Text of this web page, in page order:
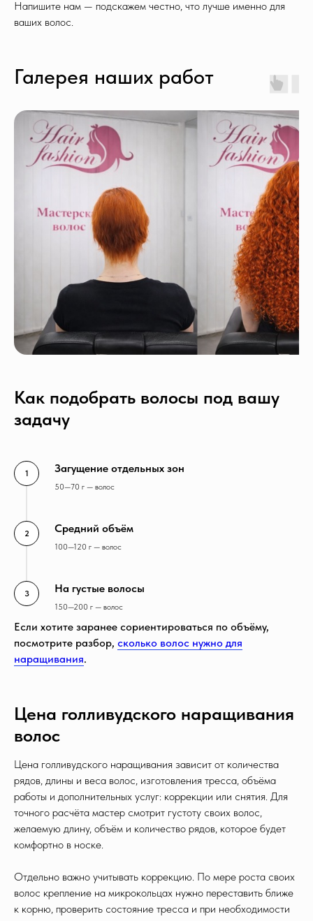
Напишите нам — подскажем честно, что лучше именно для
ваших волос.
Галерея наших работ
Как подобрать волосы под вашу
задачу
Загущение отдельных зон
50—70 г — волос
Средний объём
100—120 г — волос
На густые волосы
150—200 г — волос
Если хотите заранее сориентироваться по объёму,
посмотрите разбор, сколько волос нужно для
наращивания.
Цена голливудского наращивания
волос
Цена голливудского наращивания зависит от количества
рядов, длины и веса волос, изготовления тресса, объёма
работы и дополнительных услуг: коррекции или снятия. Для
точного расчёта мастер смотрит густоту своих волос,
желаемую длину, объём и количество рядов, которое будет
комфортно в носке.
Отдельно важно учитывать коррекцию. По мере роста своих
волос крепление на микрокольцах нужно переставить ближе
к корню, проверить состояние тресса и при необходимости